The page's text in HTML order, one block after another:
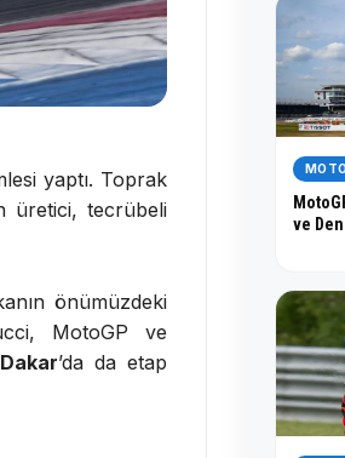
yaptı. Toprak
üretici, tecrübeli
önümüzdeki
MotoGP ve
’da da etap
ve